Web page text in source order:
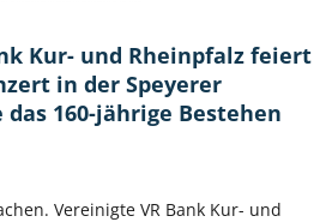
Kur- und Rheinpfalz feiert
in der Speyerer
160-jährige Bestehen
Vereinigte VR Bank Kur- und